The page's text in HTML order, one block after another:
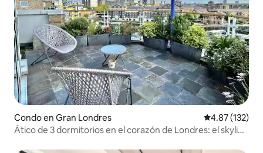
Condo en Gran Londres Calificación
4.87 (132)
Ático de 3 dormitorios en el corazón de Londres: el skyline